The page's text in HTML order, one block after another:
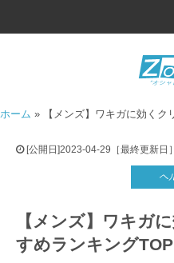
ホーム » 【メンズ】ワキガに効く
[公開日]2023-04-29［最終更新日
ヘ
【メンズ】ワキガ
すめランキング